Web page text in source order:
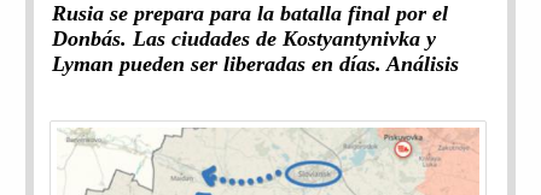
Rusia se prepara para la batalla final por el
Donbás. Las ciudades de Kostyantynivka y
Lyman pueden ser liberadas en días. Análisis